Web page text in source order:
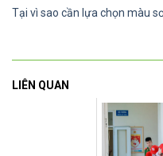
Tại vì sao cần lựa chọn màu
LIÊN QUAN